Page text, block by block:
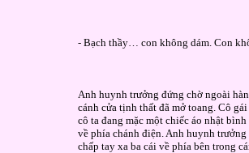
- Bạch thầy… con không dám. Con
Anh huynh trưởng đứng chờ ngoài
cánh cửa tịnh thất đã mở toang. Cô
cô ta đang mặc một chiếc áo nhật
về phía chánh điện. Anh huynh
chấp tay xa ba cái về phía bên trong